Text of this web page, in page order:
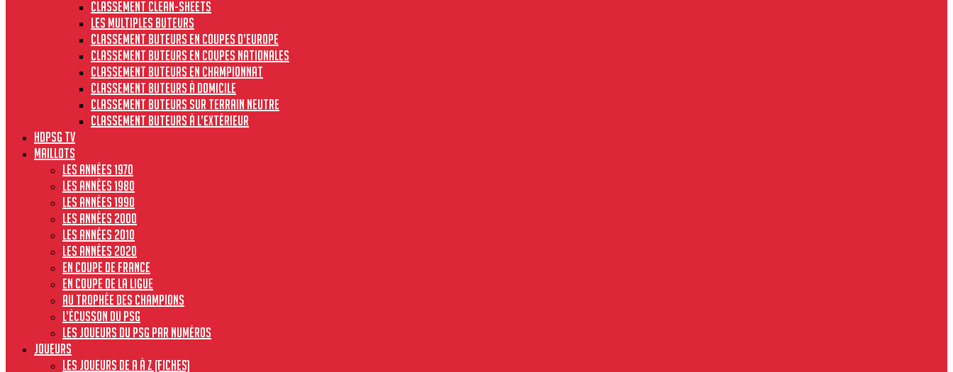
Classement clean-sheets
Les multiples buteurs
Classement buteurs en coupes d’Europe
Classement buteurs en coupes nationales
Classement buteurs en championnat
Classement buteurs à domicile
Classement buteurs sur terrain neutre
Classement buteurs à l’extérieur
HdPSG TV
MAILLOTS
Les années 1970
Les années 1980
Les années 1990
Les années 2000
Les années 2010
Les années 2020
En Coupe de France
En Coupe de la Ligue
Au Trophée des Champions
L’écusson du PSG
Les joueurs du PSG par numéros
JOUEURS
Les joueurs de A à Z (fiches)